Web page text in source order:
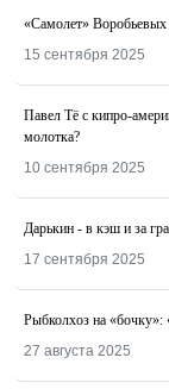
«Самолет»
15 сентября 2025
Павел Тё с кипро-
молотка?
10 сентября 2025
Дарькин - в кэш и за
17 сентября 2025
Рыбколхоз на
27 августа 2025